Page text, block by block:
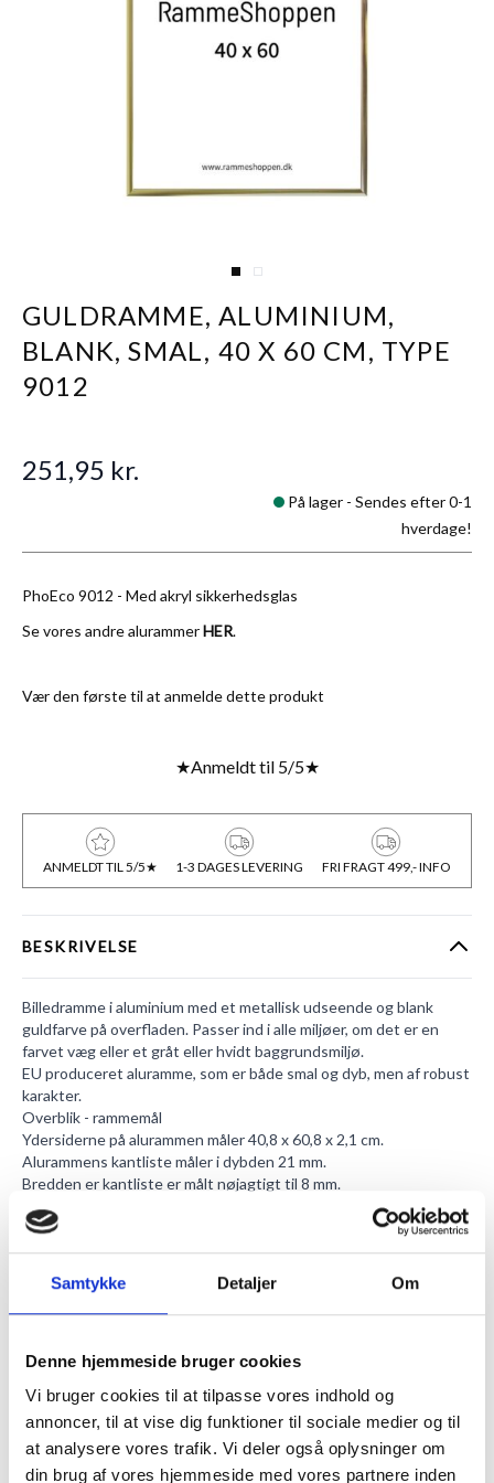
Samtykke Detaljer Om
Denne hjemmeside bruger cookies
Vi bruger cookies til at tilpasse vores indhold og
annoncer, til at vise dig funktioner til sociale medier og til
at analysere vores trafik. Vi deler også oplysninger om
din brug af vores hjemmeside med vores partnere inden
View larger image
View larger image
GULDRAMME, ALUMINIUM,
BLANK, SMAL, 40 X 60 CM, TYPE
9012
PhoEco 9012 - Med akryl sikkerhedsglas
Se vores andre alurammerHER.
Vær den første til at anmelde dette produkt
251,95 kr.
På lager - Sendes efter 0-1
hverdage!
★Anmeldt til 5/5★
ANMELDT TIL 5/5★ 1-3 DAGES LEVERING FRI FRAGT 499,- INFO
BESKRIVELSE
Billedramme i aluminium med et metallisk udseende og blank
guldfarve på overfladen. Passer ind i alle miljøer, om det er en
farvet væg eller et gråt eller hvidt baggrundsmiljø.
EU produceret aluramme, som er både smal og dyb, men af robust
karakter.
Overblik - rammemål
Ydersiderne på alurammen måler 40,8 x 60,8 x 2,1 cm.
Alurammens kantliste måler i dybden 21 mm.
Bredden er kantliste er målt nøjagtigt til 8 mm.
Billedrammen i mat guld vejer 1060 g.
Motiv/billedeomfang
Alurammen har rammemålet 40,0 x 60,0 cm. Dette er hvad
Den synlige del af motivet er da 39,2 x 59,2 cm.
Rammen kan tage billeder, som har en maksimal dybde på 6 mm.
et helt særligt udtryk. Vælg mellem vores forskellige varianter.
Vores Akrylplexiglas er 1 mm dybe.
Det er et mere brudsikkert glas, som ikke giver samme type af
glaskår hvis f.eks. et barn taber rammen på gulvet. Desuden er
det farveneutralt fremstillet så du oplever ikke grønligt skær i din